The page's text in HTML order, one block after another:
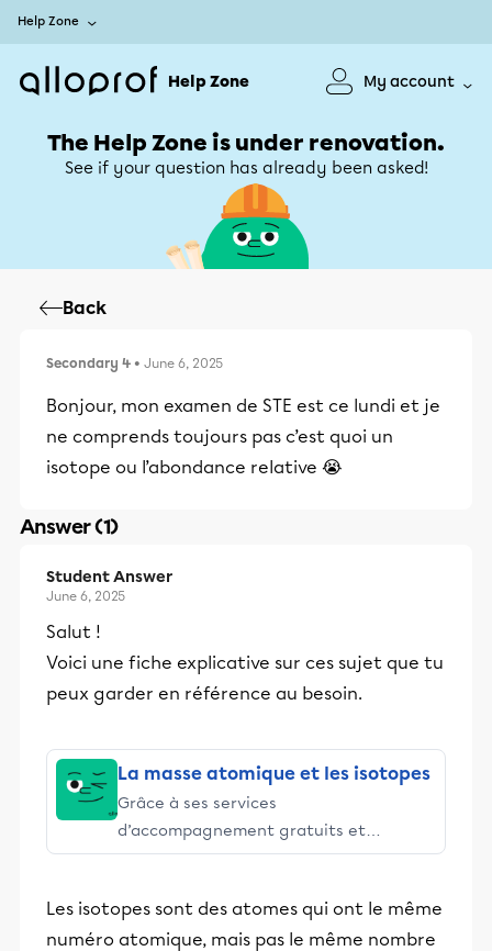
Help Zone
Help Zone My account
The Help Zone is under renovation.
See if your question has already been asked!
Back
Secondary 4 • June 6, 2025
Bonjour, mon examen de STE est ce lundi et je
ne comprends toujours pas c’est quoi un
isotope ou l’abondance relative 😭
Answer (1)
Student Answer
June 6, 2025
Salut !
Voici une fiche explicative sur ces sujet que tu
peux garder en référence au besoin.
La masse atomique et les isotopes
Grâce à ses services
d’accompagnement gratuits et
stimulants, Alloprof engage les élèves
éducative.
Les isotopes sont des atomes qui ont le même
numéro atomique, mais pas le même nombre